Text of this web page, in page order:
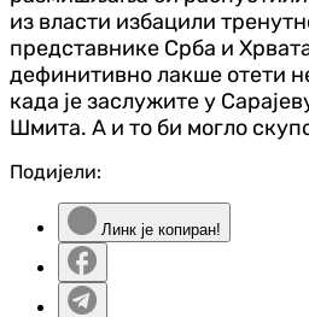
из власти избацили
представнике Срба и
дефинитивно лакше отети
када је заслужите у
Шмита. А и то би могло
Подијели:
Линк је копиран!